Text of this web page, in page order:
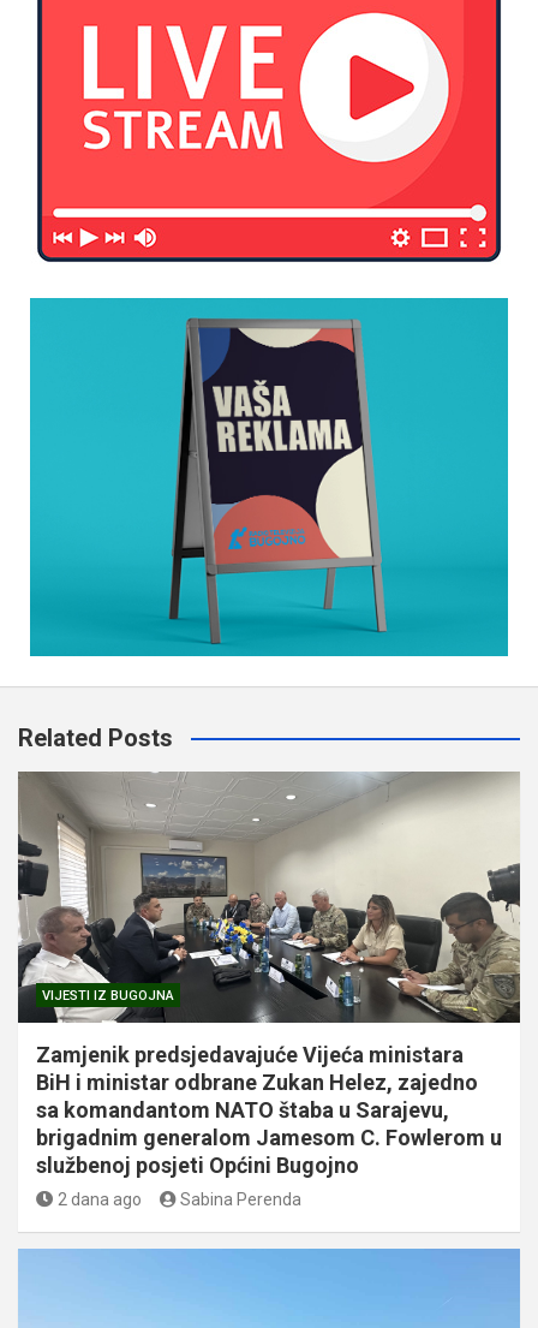
Related Posts
VIJESTI IZ BUGOJNA
Zamjenik predsjedavajuće Vijeća ministara
BiH i ministar odbrane Zukan Helez, zajedno
sa komandantom NATO štaba u Sarajevu,
brigadnim generalom Jamesom C. Fowlerom u
službenoj posjeti Općini Bugojno
2 dana ago Sabina Perenda